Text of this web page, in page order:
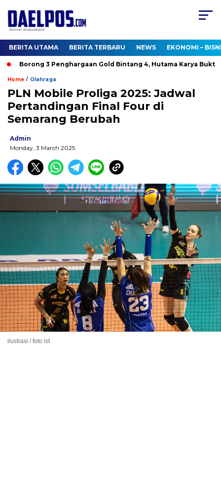
BERITA UTAMA BERITA TERBARU NEWS EKONOMI –
Borong 3 Penghargaan Gold Bintang 4, Hutama Karya Buktikan
Home / Olahraga
PLN Mobile Proliga 2025: Jadwal
Pertandingan Final Four di
Semarang Berubah
Admin
Monday, 3 March 2025
ilustrasi / foto ist